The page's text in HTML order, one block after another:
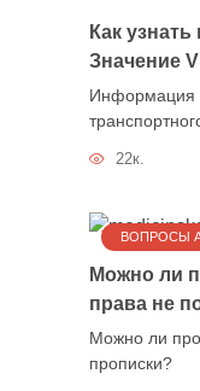
Как
Значение
Информация
22к.
ВОПРОСЫ
Можно ли
права не
Можно ли
прописки?